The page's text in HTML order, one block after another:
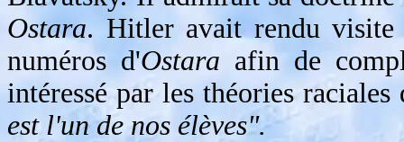
Ostara. Hitler avait rendu visite
numéros d'Ostara afin de
intéressé par les théories
est l'un de nos élèves".